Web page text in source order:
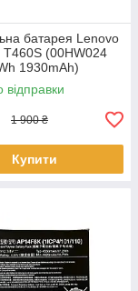
батарея Lenovo
T460S (00HW024
1930mAh)
АКБ для
відправки
1 900 ₴
Купити